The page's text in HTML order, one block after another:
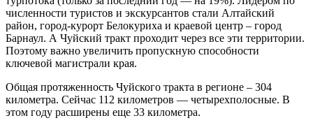
численности туристов и экскурсантов стали Алтайский
район, город-курорт Белокуриха и краевой центр – город
Барнаул. А Чуйский тракт проходит через все эти территории.
Поэтому важно увеличить пропускную способности
ключевой магистрали края.
Общая протяженность Чуйского тракта в регионе – 304
километра. Сейчас 112 километров — четырехполосные. В
этом году расширены еще 33 километра.